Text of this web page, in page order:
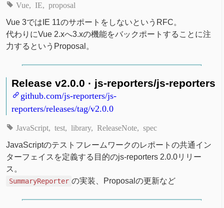
Vue IE proposal
Vue 3ではIE 11のサポートをしないというRFC。
代わりにVue 2.xへ3.xの機能をバックポートすることに注
力するというProposal。
Release v2.0.0 · js-reporters/js-reporters
github.com/js-reporters/js-
reporters/releases/tag/v2.0.0
JavaScript test library ReleaseNote spec
JavaScriptのテストフレームワークのレポートの共通イン
ターフェイスを定義する目的のjs-reporters 2.0.0リリー
ス。
SummaryReporter の実装、Proposalの更新など